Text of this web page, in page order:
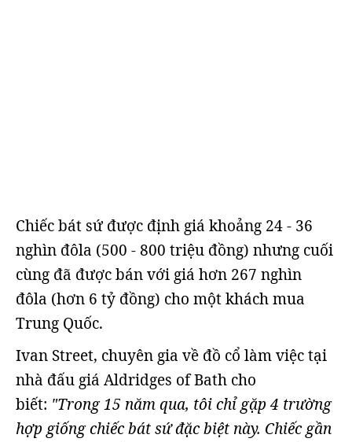
Chiếc bát sứ được định giá khoảng 24 - 36
nghìn đôla (500 - 800 triệu đồng) nhưng cuối
cùng đã được bán với giá hơn 267 nghìn
đôla (hơn 6 tỷ đồng) cho một khách mua
Trung Quốc.
Ivan Street, chuyên gia về đồ cổ làm việc tại
nhà đấu giá Aldridges of Bath cho
biết: "Trong 15 năm qua, tôi chỉ gặp 4 trường
hợp giống chiếc bát sứ đặc biệt này. Chiếc gần